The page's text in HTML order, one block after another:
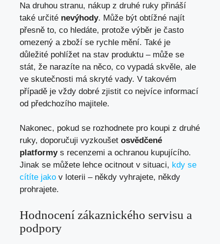
Na druhou stranu, nákup z druhé ruky přináší
také určité nevýhody. Může být obtížné najít
přesně to, co hledáte, protože výběr je často
omezený a zboží se rychle mění. Také je
důležité pohlížet na stav produktu – může se
stát, že narazíte na něco, co vypadá skvěle, ale
ve skutečnosti má skryté vady. V takovém
případě je vždy dobré zjistit co nejvíce informací
od předchozího majitele.
Nakonec, pokud se rozhodnete pro koupi z druhé
ruky, doporučuji vyzkoušet osvědčené
platformys recenzemi a ochranou kupujícího.
Jinak se můžete lehce ocitnout v situaci, kdy se
cítíte jako v loterii – někdy vyhrajete, někdy
prohrajete.
Hodnocení zákaznického servisu a
podpory